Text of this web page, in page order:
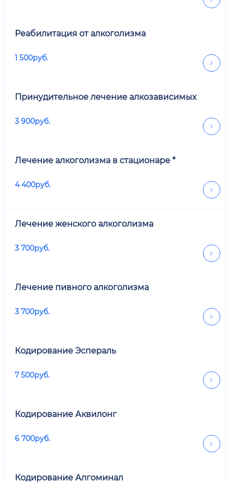
Реабилитация от алкоголизма
1 500руб.
Принудительное лечение алкозависимых
3 900руб.
Лечение алкоголизма в стационаре *
4 400руб.
Лечение женского алкоголизма
3 700руб.
Лечение пивного алкоголизма
3 700руб.
Кодирование Эспераль
7 500руб.
Кодирование Аквилонг
6 700руб.
Кодирование Алгоминал